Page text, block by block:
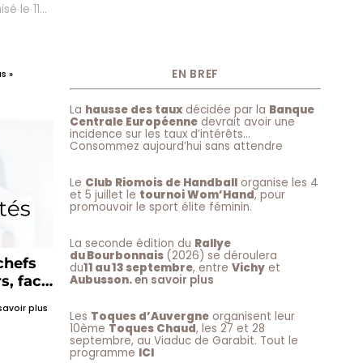
le 11
»
face
plus
EN BREF
La hausse des taux décidée par la Banque
Centrale Européenne devrait avoir une
incidence sur les taux d’intérêts…
Consommez aujourd’hui sans attendre
Le Club Riomois de Handball organise les 4
et 5 juillet le tournoi Wom’Hand, pour
promouvoir le sport élite féminin.
La seconde édition du Rallye
du Bourbonnais (2026) se déroulera
du11 au 13 septembre, entre Vichy et
Aubusson.en savoir plus
Les Toques d’Auvergne organisent leur
10ème Toques Chaud, les 27 et 28
septembre, au Viaduc de Garabit. Tout le
programme ICI